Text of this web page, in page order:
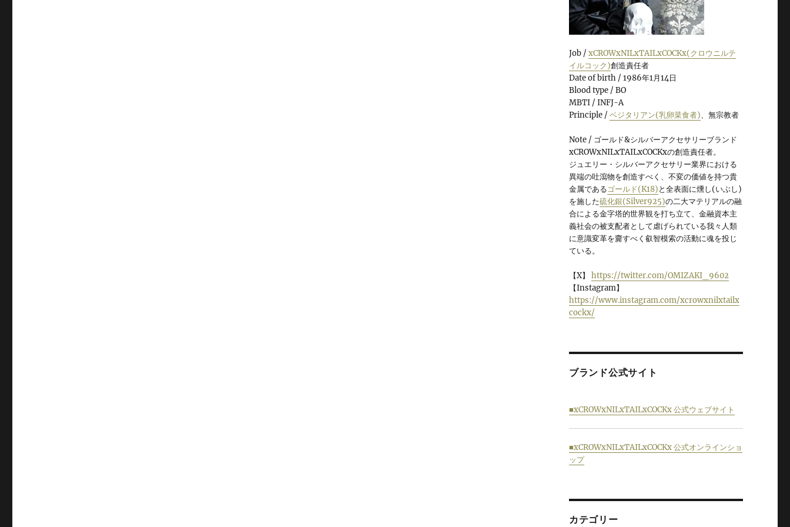
Job / xCROWxNILxTAILxCOCKx(クロウニルテ
イルコック)創造責任者
Date of birth / 1986年1月14日
Blood type / BO
MBTI / INFJ-A
Principle / ベジタリアン(乳卵菜食者)、無宗教者
Note / ゴールド&シルバーアクセサリーブランド
xCROWxNILxTAILxCOCKxの創造責任者。
ジュエリー・シルバーアクセサリー業界における
異端の吐瀉物を創造すべく、不変の価値を持つ貴
金属であるゴールド(K18)と全表面に燻し(いぶし)
を施した硫化銀(Silver925)の二大マテリアルの融
合による金字塔的世界観を打ち立て、金融資本主
義社会の被支配者として虐げられている我々人類
に意識変革を齎すべく叡智模索の活動に魂を投じ
ている。
【X】 https://twitter.com/OMIZAKI_9602
【Instagram】
https://www.instagram.com/xcrowxnilxtailx
cockx/
ブランド公式サイト
■xCROWxNILxTAILxCOCKx 公式ウェブサイト
■xCROWxNILxTAILxCOCKx 公式オンラインショ
ップ
カテゴリー